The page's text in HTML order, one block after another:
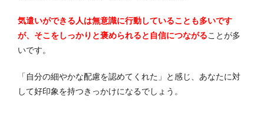
気遣いができる人は無意識に行動していることも多いです
が、そこをしっかりと褒められると自信につながることが多
いです。
「自分の細やかな配慮を認めてくれた」と感じ、あなたに対
して好印象を持つきっかけになるでしょう。